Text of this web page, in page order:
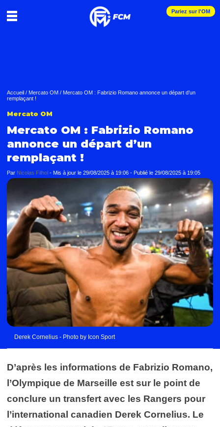
Pariez sur l'OM
Accueil / Mercato OM / Mercato OM : Fabrizio Romano annonce un départ d’un
remplaçant !
Mercato OM
Mercato OM : Fabrizio Romano
annonce un départ d’un
remplaçant !
Par Nicolas Filhol - Mis à jour le 29/08/2025 à 19:06 - Publié le 29/08/2025 à 19:05
Derek Cornelius - Photo by Icon Sport
D’après les informations de Fabrizio Romano,
l’Olympique de Marseille est sur le point de
conclure un transfert avec les Rangers pour
l’international canadien Derek Cornelius. Le